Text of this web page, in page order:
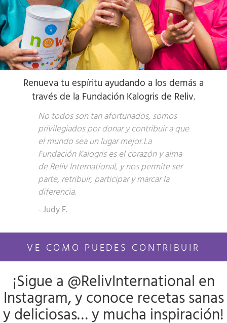
Renuevatu espíritu ayudando a los demás a
través de la Fundación Kalogris de Reliv.
No todos son tan afortunados, somos
privilegiados por donar y contribuir a que
el mundo sea un lugar mejor. La
Fundación Kalogris es el corazón y alma
de Reliv International, y nos permite ser
parte, retribuir, participar y marcar la
diferencia.
- Judy F.
VE COMO PUEDES CONTRIBUIR
¡Sigue a @RelivInternational en
Instagram, y conoce recetas sanas
y deliciosas… y mucha inspiración!